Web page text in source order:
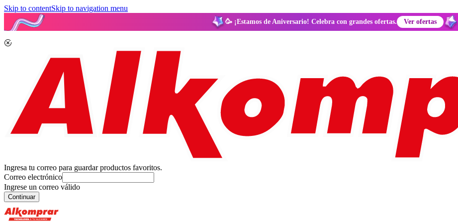
Skip to contentSkip to navigation menu
🥳 ¡Estamos de Aniversario! Celebra con grandes ofertas. Ver ofertas
Ingresa tu correo para guardar productos favoritos.
Correo electrónico
Ingrese un correo válido
Continuar